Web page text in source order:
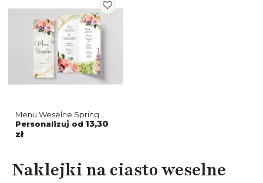
Menu Weselne Spring
Love - Motyw 1
Personalizuj od 13,30
zł
Naklejki na ciasto weselne